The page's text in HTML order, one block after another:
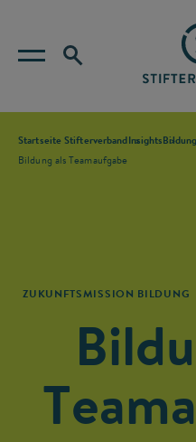
Startseite StifterverbandInsights
Bildung als Teamaufgabe
ZUKUNFTSMISSION BILDUNG